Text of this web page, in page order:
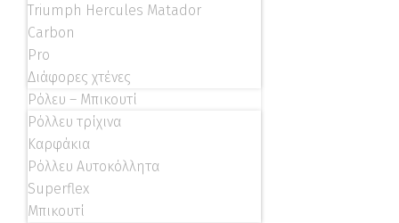
Triumph Hercules Matador
Carbon
Pro
Διάφορες χτένες
Ρόλευ – Μπικουτί
Ρόλλευ τρίχινα
Καρφάκια
Ρόλλευ Αυτοκόλλητα
Superflex
Μπικουτί